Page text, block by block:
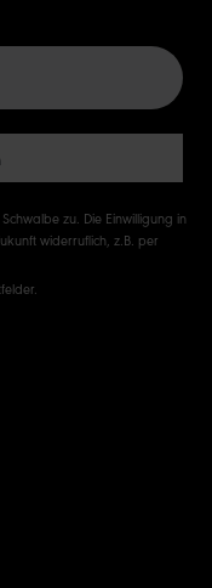
zu. Die Einwilligung in
widerruflich, z.B. per